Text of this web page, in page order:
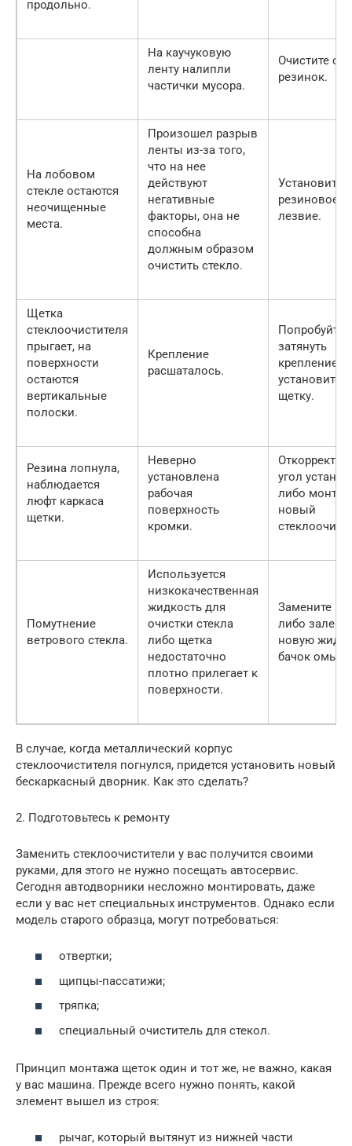
продольно.
На каучуковую
ленту налипли
частички мусора.
Очистите
резинок.
На лобовом
стекле остаются
неочищенные
места.
Произошел разрыв
ленты из-за того,
что на нее
действуют
негативные
факторы, она не
способна
должным образом
очистить стекло.
Установите
резиновое
лезвие.
Щетка
стеклоочистителя
прыгает, на
поверхности
остаются
вертикальные
полоски.
Крепление
расшаталось.
Попробуйте
затянуть
крепление
установите
щетку.
Резина лопнула,
наблюдается
люфт каркаса
щетки.
Неверно
установлена
рабочая
поверхность
кромки.
угол
либо
новый
Помутнение
ветрового стекла.
Используется
низкокачественная
жидкость для
очистки стекла
либо щетка
недостаточно
плотно прилегает к
поверхности.
Замените
либо залейте
новую
бачок
В случае, когда металлический корпус
стеклоочистителя погнулся, придется установить новый
бескаркасный дворник. Как это сделать?
2. Подготовьтесь к ремонту
Заменить стеклоочистители у вас получится своими
руками, для этого не нужно посещать автосервис.
Сегодня автодворники несложно монтировать, даже
если у вас нет специальных инструментов. Однако если
модель старого образца, могут потребоваться:
отвертки;
щипцы-пассатижи;
тряпка;
специальный очиститель для стекол.
Принцип монтажа щеток один и тот же, не важно, какая
у вас машина. Прежде всего нужно понять, какой
элемент вышел из строя:
рычаг, который вытянут из нижней части